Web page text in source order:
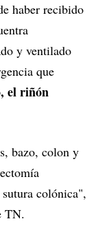
haber recibido
y ventilado
que
el riñón
bazo, colon y
colónica",
TN.